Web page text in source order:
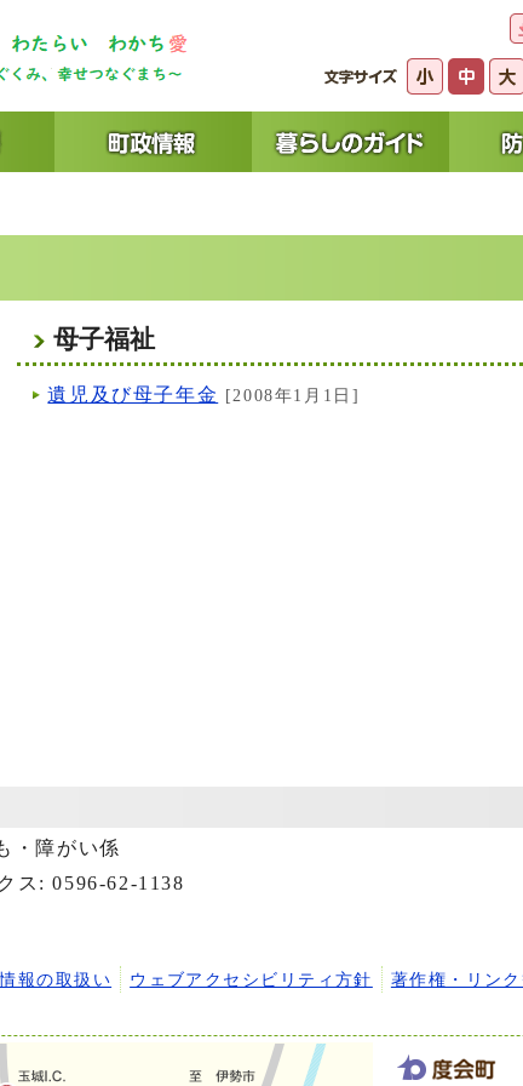
母子福祉
遺児及び母子年金 [2008年1月1日]
・障がい係
ス: 0596-62-1138
報の取扱い ウェブアクセシビリティ方針 著作権・リン